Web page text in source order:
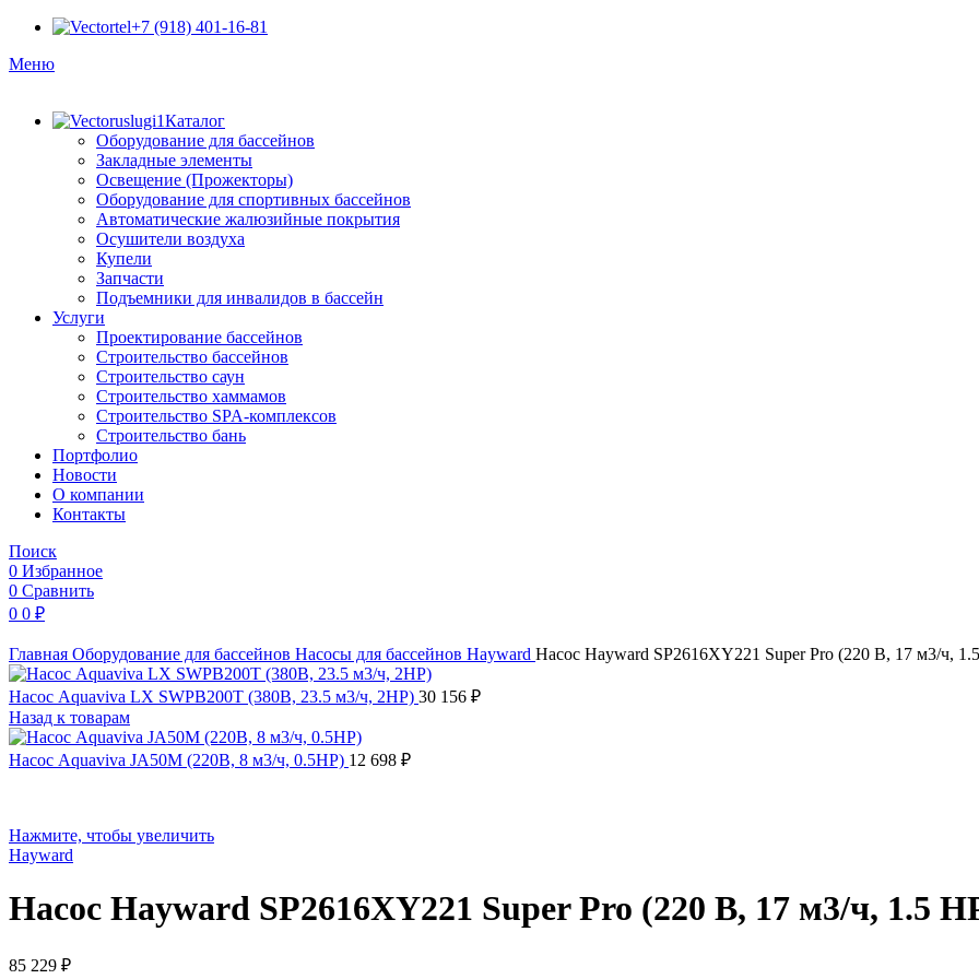
+7 (918) 401-16-81
Меню
Каталог
Оборудование для бассейнов
Закладные элементы
Освещение (Прожекторы)
Оборудование для спортивных бассейнов
Автоматические жалюзийные покрытия
Осушители воздуха
Купели
Запчасти
Подъемники для инвалидов в бассейн
Услуги
Проектирование бассейнов
Строительство бассейнов
Строительство саун
Строительство хаммамов
Строительство SPA-комплексов
Строительство бань
Портфолио
Новости
O компании
Контакты
Поиск
0 Избранное
0 Сравнить
0 0 ₽
Главная Оборудование для бассейнов Насосы для бассейнов Hayward Насос Hayward SP2616XY221 Super Pro (220 В, 17 м3/ч,
Насос Aquaviva LX SWPB200T (380В, 23.5 м3/ч, 2HP) 30 156 ₽
Назад к товарам
Насос Aquaviva JA50M (220В, 8 м3/ч, 0.5HP) 12 698 ₽
Нажмите, чтобы увеличить
Hayward
Насос Hayward SP2616XY221 Super Pro (220 В, 17 м3/ч, 1.5
85 229 ₽